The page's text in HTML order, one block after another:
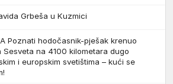
Grbeša u Kuzmici
Poznati hodočasnik-pješak krenuo
Sesveta na 4100 kilometara dugo
i europskim svetištima – kući se